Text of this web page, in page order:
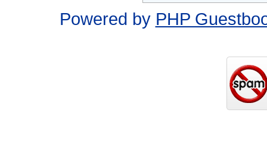
Powered by PHP